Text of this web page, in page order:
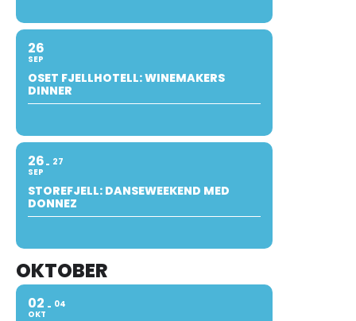
26
SEP
OSET FJELLHOTELL: WINEMAKERS
DINNER
26
SEP
27
STOREFJELL: DANSEWEEKEND MED
DONNEZ
OKTOBER
02
OKT
04